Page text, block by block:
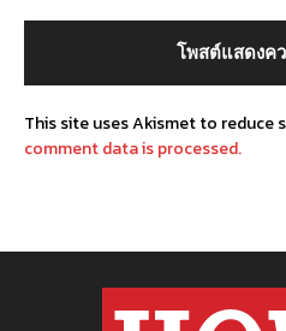
This site uses Akismet to reduce
comment data is processed.